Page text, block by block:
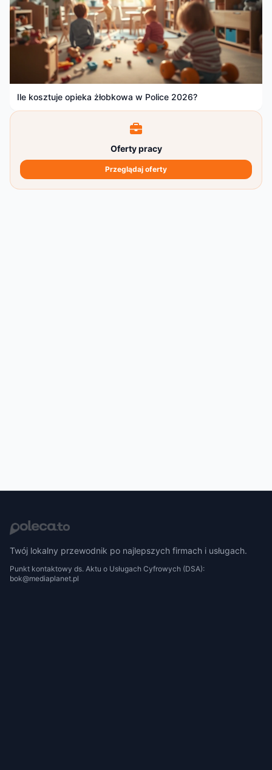
Ile kosztuje opieka żłobkowa w Police 2026?
Oferty pracy
Przeglądaj oferty
Twój lokalny przewodnik po najlepszych firmach i usługach.
Punkt kontaktowy ds. Aktu o Usługach Cyfrowych (DSA):
bok@mediaplanet.pl